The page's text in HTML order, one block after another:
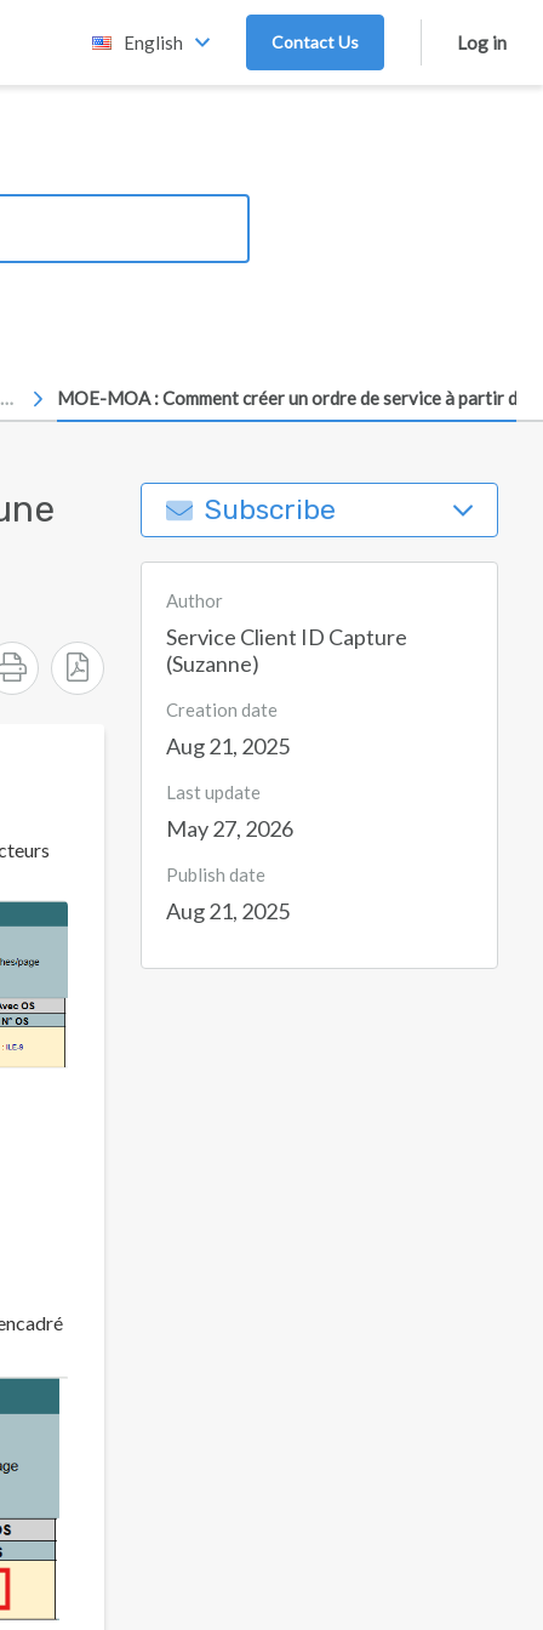
English Contact Us Log in
OS / Avenants MOE-MOA : Comment créer un ordre de service à partir
Subscribe
Author
Service Client ID Capture
(Suzanne)
Creation date
Aug 21, 2025
Last update
May 27, 2026
Publish date
Aug 21, 2025